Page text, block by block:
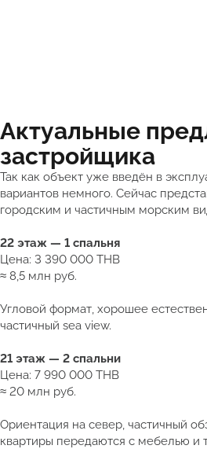
Актуальные
застройщика
Так как объект уже введён в
вариантов немного. Сейчас
городским и частичным морским
22 этаж — 1 спальня
Цена: 3 390 000 THB
≈ 8,5 млн руб.
Угловой формат, хорошее
частичный sea view.
21 этаж — 2 спальни
Цена: 7 990 000 THB
≈ 20 млн руб.
Ориентация на север, частичный
квартиры передаются с мебелью и